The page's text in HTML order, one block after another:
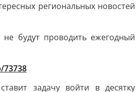
региональных новостей
не будут проводить ежегодный
73738
задачу войти в десятку